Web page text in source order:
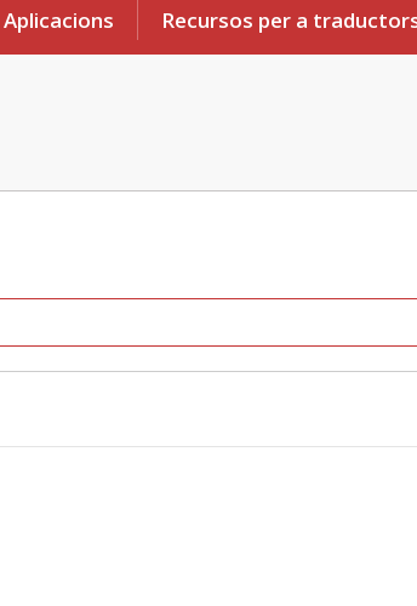
Aplicacions Recursos per a